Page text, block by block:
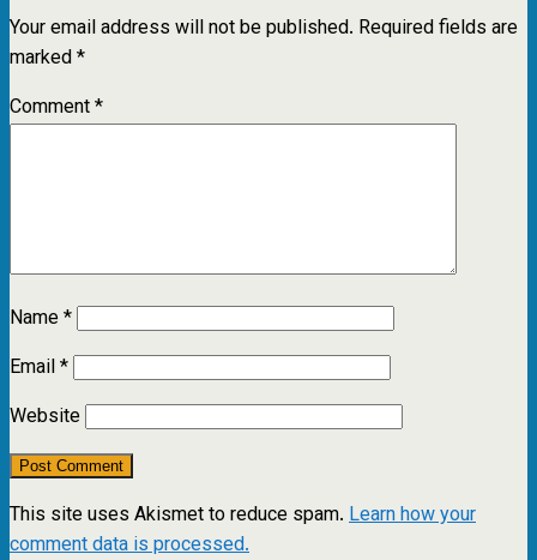
Your email address will not be published. Required fields are
marked*
Comment*
Name*
Email*
Website
This site uses Akismet to reduce spam. Learn how your
comment data is processed.